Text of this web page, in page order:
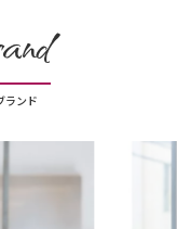
ランド